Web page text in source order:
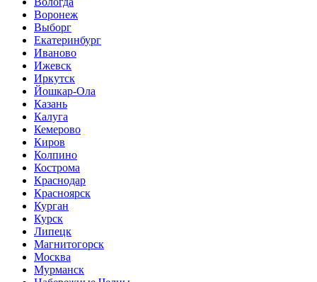
Воронеж
Выборг
Екатеринбург
Иваново
Ижевск
Иркутск
Йошкар-Ола
Казань
Калуга
Кемерово
Киров
Колпино
Кострома
Краснодар
Красноярск
Курган
Курск
Липецк
Магнитогорск
Москва
Мурманск